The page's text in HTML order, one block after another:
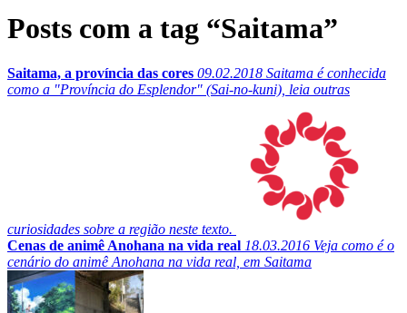
Posts com a tag “Saitama”
Saitama, a província das cores 09.02.2018 Saitama é conhecida
como a "Província do Esplendor" (Sai-no-kuni), leia outras
curiosidades sobre a região neste texto.
Cenas de animê Anohana na vida real 18.03.2016 Veja como é o
cenário do animê Anohana na vida real, em Saitama